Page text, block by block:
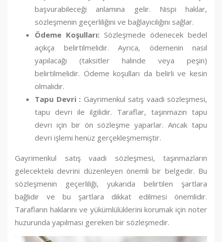
başvurabileceği anlamına gelir. Nispi haklar,
sözleşmenin geçerliliğini ve bağlayıcılığını sağlar.
Ödeme Koşulları: Sözleşmede ödenecek bedel
açıkça belirtilmelidir. Ayrıca, ödemenin nasıl
yapılacağı (taksitler halinde veya peşin)
belirtilmelidir. Ödeme koşulları da belirli ve kesin
olmalıdır.
Tapu Devri : Gayrimenkul satış vaadi sözleşmesi,
tapu devri ile ilgilidir. Taraflar, taşınmazın tapu
devri için bir ön sözleşme yaparlar. Ancak tapu
devri işlemi henüz gerçekleşmemiştir.
Gayrimenkul satış vaadi sözleşmesi, taşınmazların
gelecekteki devrini düzenleyen önemli bir belgedir. Bu
sözleşmenin geçerliliği, yukarıda belirtilen şartlara
bağlıdır ve bu şartlara dikkat edilmesi önemlidir.
Tarafların haklarını ve yükümlülüklerini korumak için noter
huzurunda yapılması gereken bir sözleşmedir.